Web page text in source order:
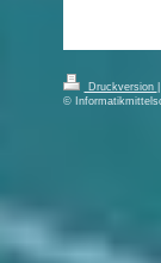
Druckversion
©